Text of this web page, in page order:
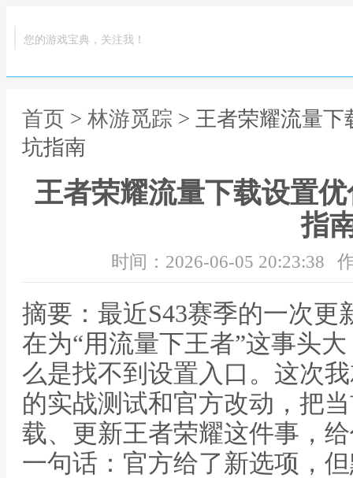
您的游戏宝典，关注我！
首页 > 林游觅踪 > 王者荣耀流量下
坑指南
王者荣耀流量下载设置
指
时间：2026-06-05 20:23:38
摘要：最近S43赛季的一次
在为“用流量下王者”这事头
么是找不到设置入口。这次
的实战测试和官方改动，把
载、更新王者荣耀这件事，
一句话：官方给了新选项，